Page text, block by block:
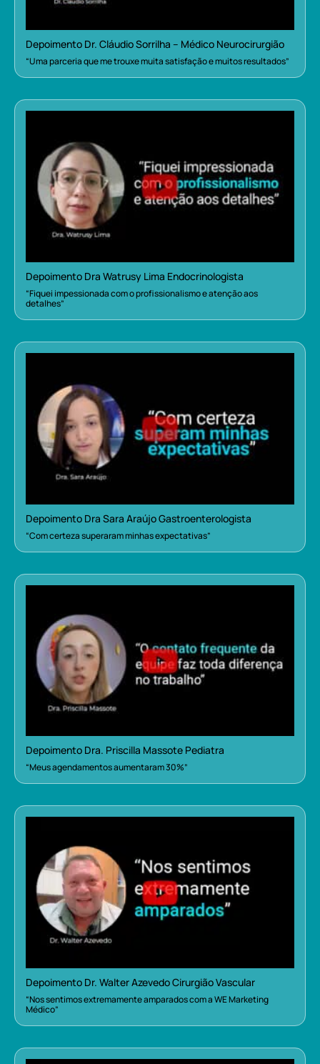
Depoimento Dr. Cláudio Sorrilha – Médico Neurocirurgião
“Uma parceria que me trouxe muita satisfação e muitos resultados”
Depoimento Dra Watrusy Lima Endocrinologista
“Fiquei impessionada com o profissionalismo e atenção aos
detalhes”
Depoimento Dra Sara Araújo Gastroenterologista
“Com certeza superaram minhas expectativas”
Depoimento Dra. Priscilla Massote Pediatra
“Meus agendamentos aumentaram 30%”
Depoimento Dr. Walter Azevedo Cirurgião Vascular
“Nos sentimos extremamente amparados com a WE Marketing
Médico”